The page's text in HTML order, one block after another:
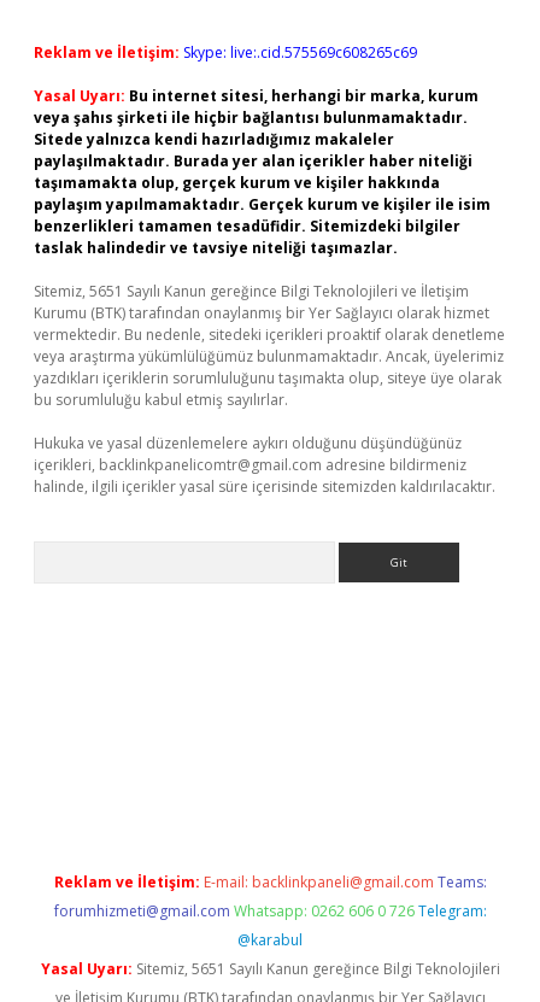
Reklam ve İletişim: Skype: live:.cid.575569c608265c69
Yasal Uyarı: Bu internet sitesi, herhangi bir marka, kurum
veya şahıs şirketi ile hiçbir bağlantısı bulunmamaktadır.
Sitede yalnızca kendi hazırladığımız makaleler
paylaşılmaktadır. Burada yer alan içerikler haber niteliği
taşımamakta olup, gerçek kurum ve kişiler hakkında
paylaşım yapılmamaktadır. Gerçek kurum ve kişiler ile isim
benzerlikleri tamamen tesadüfidir. Sitemizdeki bilgiler
taslak halindedir ve tavsiye niteliği taşımazlar.
Sitemiz, 5651 Sayılı Kanun gereğince Bilgi Teknolojileri ve İletişim
Kurumu (BTK) tarafından onaylanmış bir Yer Sağlayıcı olarak hizmet
vermektedir. Bu nedenle, sitedeki içerikleri proaktif olarak denetleme
veya araştırma yükümlülüğümüz bulunmamaktadır. Ancak, üyelerimiz
yazdıkları içeriklerin sorumluluğunu taşımakta olup, siteye üye olarak
bu sorumluluğu kabul etmiş sayılırlar.
Hukuka ve yasal düzenlemelere aykırı olduğunu düşündüğünüz
içerikleri, backlinkpanelicomtr@gmail.com adresine bildirmeniz
halinde, ilgili içerikler yasal süre içerisinde sitemizden kaldırılacaktır.
Reklam ve İletişim: E-mail: backlinkpaneli@gmail.com Teams:
forumhizmeti@gmail.com Whatsapp: 0262 606 0 726 Telegram:
@karabul
Yasal Uyarı: Sitemiz, 5651 Sayılı Kanun gereğince Bilgi Teknolojileri
ve İletişim Kurumu (BTK) tarafından onaylanmış bir Yer Sağlayıcı